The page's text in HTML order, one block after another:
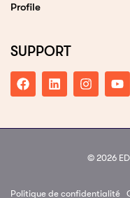
Profile
SUPPORT
© 2026
Politique de confidentialité